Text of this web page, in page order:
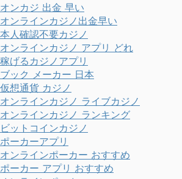
オンカジ 出金 早い
オンラインカジノ出金早い
本人確認不要カジノ
オンラインカジノ アプリ どれ
稼げるカジノアプリ
ブック メーカー 日本
仮想通貨 カジノ
オンラインカジノ ライブカジノ
オンラインカジノ ランキング
ビットコインカジノ
ポーカーアプリ
オンラインポーカー おすすめ
ポーカー アプリ おすすめ